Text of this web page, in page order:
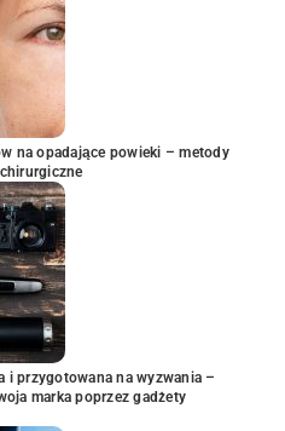
na opadające powieki – metody
i przygotowana na wyzwania –
marka poprzez gadżety